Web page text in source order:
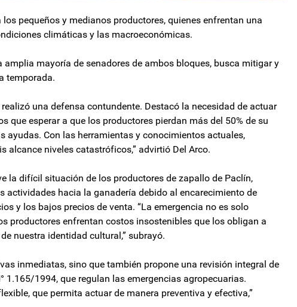
pequeños y medianos productores, quienes enfrentan una
climáticas y las macroeconómicas.
mayoría de senadores de ambos bloques, busca mitigar y
temporada.
una defensa contundente. Destacó la necesidad de actuar
que esperar a que los productores pierdan más del 50% de su
ayudas. Con las herramientas y conocimientos actuales,
alcance niveles catastróficos,” advirtió Del Arco.
la difícil situación de los productores de zapallo de Paclín,
actividades hacia la ganadería debido al encarecimiento de
y los bajos precios de venta. “La emergencia no es solo
productores enfrentan costos insostenibles que los obligan a
nuestra identidad cultural,” subrayó.
inmediatas, sino que también propone una revisión integral de
1.165/1994, que regulan las emergencias agropecuarias.
que permita actuar de manera preventiva y efectiva,”